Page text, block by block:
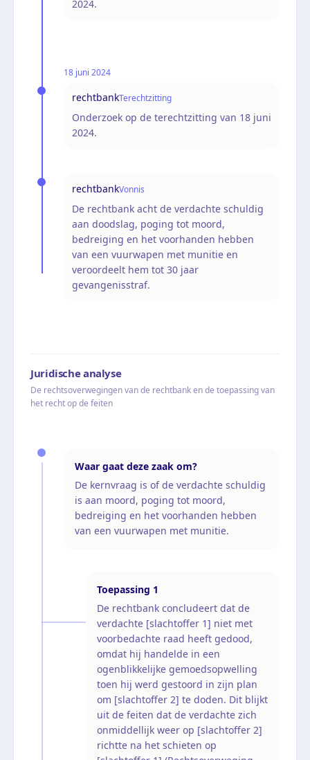
2024.
18 juni 2024
rechtbankTerechtzitting
Onderzoek op de terechtzitting van 18 juni
2024.
rechtbankVonnis
De rechtbank acht de verdachte schuldig
aan doodslag, poging tot moord,
bedreiging en het voorhanden hebben
van een vuurwapen met munitie en
veroordeelt hem tot 30 jaar
gevangenisstraf.
Juridische analyse
De rechtsoverwegingen van de rechtbank en de toepassing van
het recht op de feiten
Waar gaat deze zaak om?
De kernvraag is of de verdachte schuldig
is aan moord, poging tot moord,
bedreiging en het voorhanden hebben
van een vuurwapen met munitie.
Toepassing 1
De rechtbank concludeert dat de
verdachte [slachtoffer 1] niet met
voorbedachte raad heeft gedood,
omdat hij handelde in een
ogenblikkelijke gemoedsopwelling
toen hij werd gestoord in zijn plan
om [slachtoffer 2] te doden. Dit blijkt
uit de feiten dat de verdachte zich
onmiddellijk weer op [slachtoffer 2]
richtte na het schieten op